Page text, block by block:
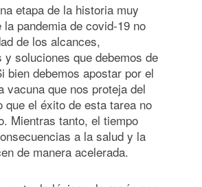
etapa de la historia muy
pandemia de covid-19 no
de los alcances,
y soluciones que debemos de
bien debemos apostar por el
vacuna que nos proteja del
el éxito de esta tarea no
Mientras tanto, el tiempo
a la salud y la
de manera acelerada.